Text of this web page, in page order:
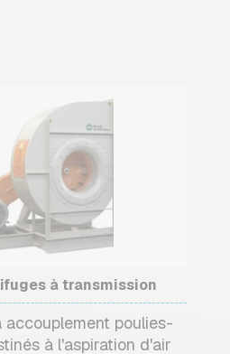
à transmission
accouplement poulies-
à l'aspiration d'air